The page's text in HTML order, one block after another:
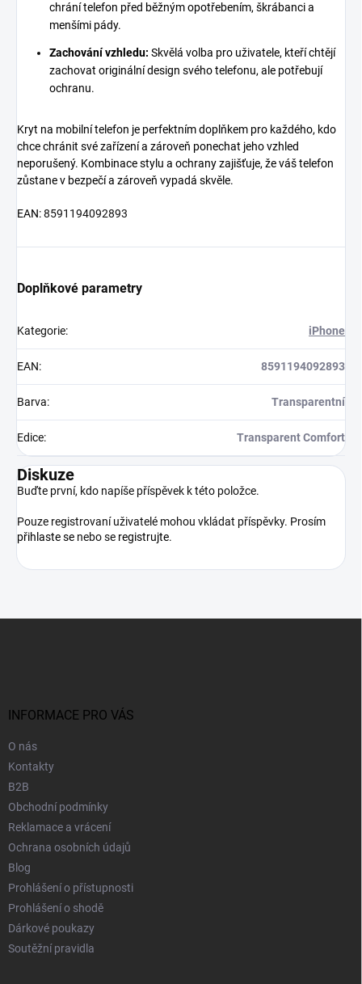
chrání telefon před běžným opotřebením, škrábanci a
menšími pády.
Zachování vzhledu: Skvělá volba pro uživatele, kteří chtějí
zachovat originální design svého telefonu, ale potřebují
ochranu.
Kryt na mobilní telefon je perfektním doplňkem pro každého, kdo
chce chránit své zařízení a zároveň ponechat jeho vzhled
neporušený. Kombinace stylu a ochrany zajišťuje, že váš telefon
zůstane v bezpečí a zároveň vypadá skvěle.
EAN:8591194092893
Doplňkové parametry
Kategorie: iPhone
EAN: 8591194092893
Barva: Transparentní
Edice: Transparent Comfort
Diskuze
Buďte první, kdo napíše příspěvek k této položce.
Pouze registrovaní uživatelé mohou vkládat příspěvky. Prosím
přihlaste se nebo se registrujte.
INFORMACE PRO VÁS
O nás
Kontakty
B2B
Obchodní podmínky
Reklamace a vrácení
Ochrana osobních údajů
Blog
Prohlášení o přístupnosti
Prohlášení o shodě
Dárkové poukazy
Soutěžní pravidla